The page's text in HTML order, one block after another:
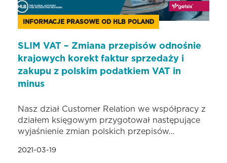
INFORMACJE PRASOWE OD HLB POLAND
SLIM VAT – Zmiana przepisów odnośnie
krajowych korekt faktur sprzedaży i
zakupu z polskim podatkiem VAT in
minus
Nasz dział Customer Relation we współpracy z
działem księgowym przygotował następujące
wyjaśnienie zmian polskich przepisów…
2021-03-19